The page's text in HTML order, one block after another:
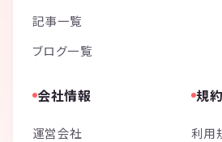
記事一覧
ブログ一覧
会社情報
運営会社
規約
利用